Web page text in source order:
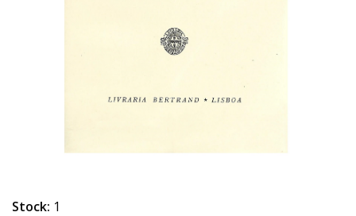
Stock: 1